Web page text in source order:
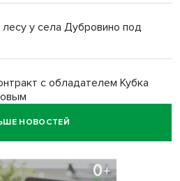
у села Дубровино под
с обладателем Кубка
и получил его «посмертные»
НОВОСТЕЙ